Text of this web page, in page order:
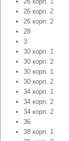
26 корп. 2
26 корп. 2
28
3
30 корп. 1
30 корп. 2
30 корп. 1
30 корп. 2
34 корп. 1
34 корп. 2
34 корп. 2
36
38 корп. 1